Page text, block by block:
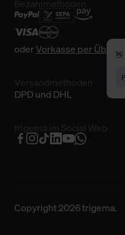
oderVorkasse per
DPD und DHL
Copyright 2026 trigema.